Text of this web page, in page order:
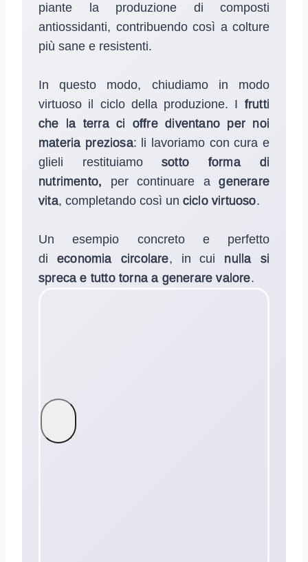
piante la produzione di composti
antiossidanti, contribuendo così a colture
più sane e resistenti.
In questo modo, chiudiamo in modo
virtuoso il ciclo della produzione. I frutti
che la terra ci offre diventano per noi
materia preziosa: li lavoriamo con cura e
glieli restituiamosotto forma di
nutrimento, per continuare agenerare
vita, completando così un ciclo virtuoso.
Un esempio concreto e perfetto
di economia circolare, in cui nulla si
spreca e tutto torna a generare valore.